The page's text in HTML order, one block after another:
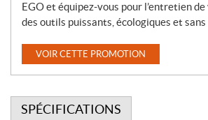
EGO et équipez-vous pour l’entretien
des outils puissants, écologiques et sans
VOIR CETTE PROMOTION
SPÉCIFICATIONS